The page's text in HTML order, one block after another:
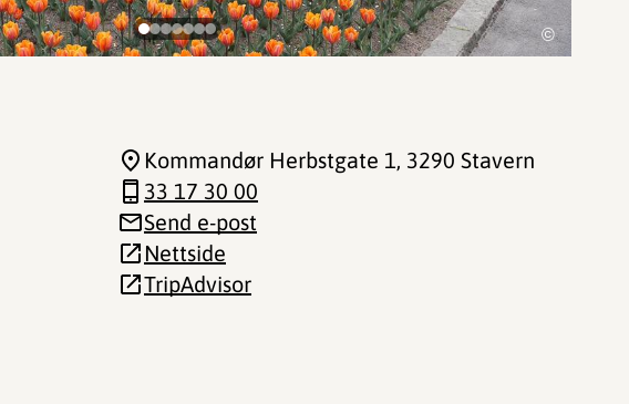
©
Kommandør Herbstgate 1, 3290 Stavern
33 17 30 00
Send e-post
Nettside
TripAdvisor